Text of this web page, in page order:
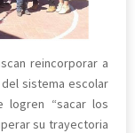
reincorporar a
sistema escolar
logren “sacar los
su trayectoria